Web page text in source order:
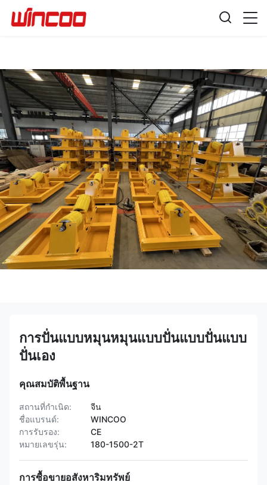
การปั่นแบบหมุนหมุนแบบปั่นแบบปั่นแบบ
ปั่นเอง
คุณสมบัติพื้นฐาน
สถานที่กำเนิด:
จีน
ชื่อแบรนด์:
WINCOO
การรับรอง:
CE
หมายเลขรุ่น:
180-1500-2T
การซื้อขายอสังหาริมทรัพย์